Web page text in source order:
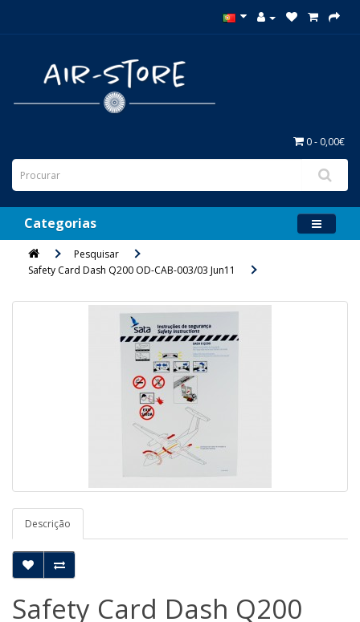
0 - 0,00€
Categorias
Pesquisar
Safety Card Dash Q200 OD-CAB-003/03 Jun11
Descrição
Safety Card Dash Q200